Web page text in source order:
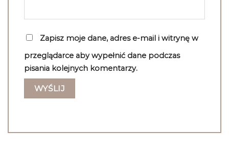
Zapisz moje dane, adres e-mail i witrynę w
przeglądarce aby wypełnić dane podczas
pisania kolejnych komentarzy.